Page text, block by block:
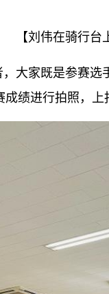
刘伟在骑行台
家既是参赛选
绩进行拍照，上